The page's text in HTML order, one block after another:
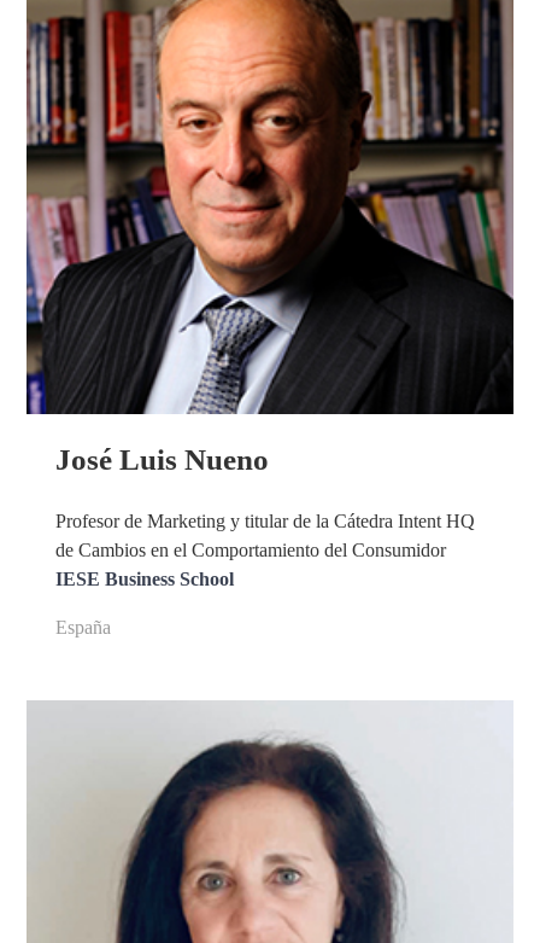
José Luis Nueno
Profesor de Marketing y titular de la Cátedra Intent HQ
de Cambios en el Comportamiento del Consumidor
IESE Business School
España